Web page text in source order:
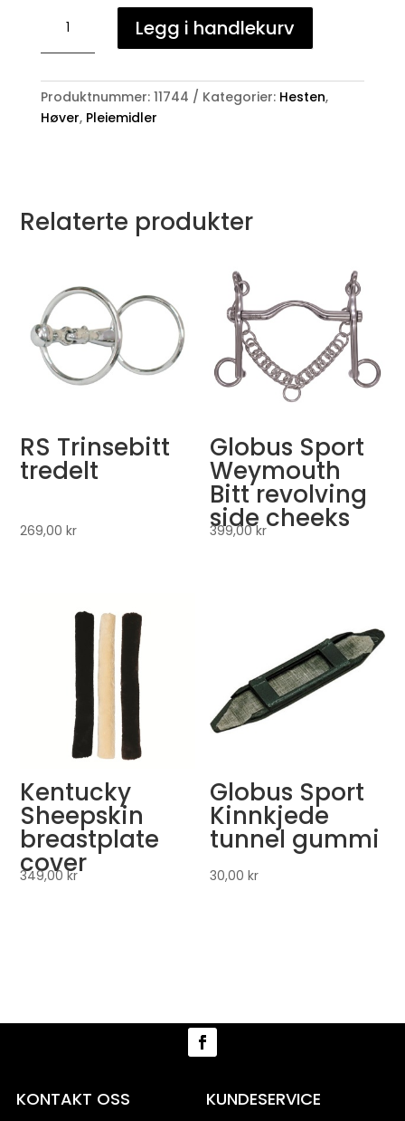
Prob
Hoof
antall
Legg i handlekurv
Produktnummer: 11744 Kategorier: Hesten,
Høver, Pleiemidler
Relaterte produkter
RS Trinsebitt
tredelt
269,00kr
Globus Sport
Weymouth
Bitt revolving
side cheeks
399,00kr
Kentucky
Sheepskin
breastplate
cover
349,00kr
Globus Sport
Kinnkjede
tunnel gummi
30,00kr
KONTAKT OSS KUNDESERVICE